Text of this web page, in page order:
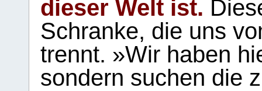
dieser Welt ist.
Schranke, die uns
trennt. »Wir haben
sondern suchen die